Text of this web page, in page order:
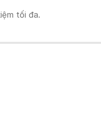
tối đa.